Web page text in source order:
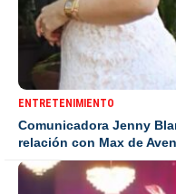
ENTRETENIMIENTO
Comunicadora Jenny
relación con Max de